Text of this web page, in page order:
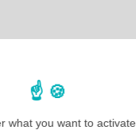
what you want to activate